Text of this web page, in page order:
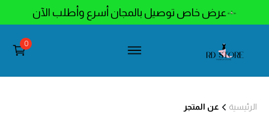
عرض خاص توصيل بالمجان أسرع وأطلب الآن
0
الرئيسية عن المتجر